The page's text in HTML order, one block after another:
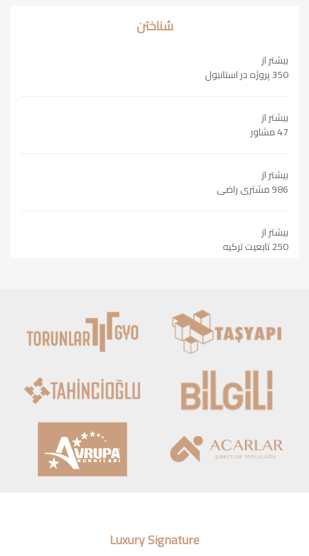
شناختن
بیشتر از
350 پروژه در استانبول
بیشتر از
47 مشاور
بیشتر از
986 مشتری راضی
بیشتر از
250 تابعیت ترکیه
Luxury Signature